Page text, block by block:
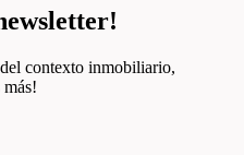
contexto inmobiliario,